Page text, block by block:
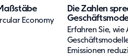
Economy
Die Zahlen
Erfahren Sie,
Emissionen